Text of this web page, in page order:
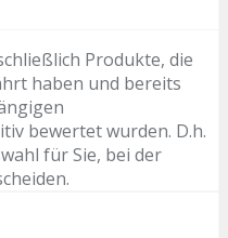
Produkte, die
haben und bereits
bewertet wurden. D.h.
für Sie, bei der